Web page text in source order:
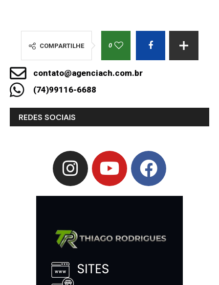
COMPARTILHE 0
contato@agenciach.com.br
(74)99116-6688
REDES SOCIAIS